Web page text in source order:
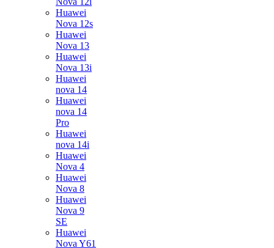
Huawei
Nova 12s
Huawei
Nova 13
Huawei
Nova 13i
Huawei
nova 14
Huawei
nova 14
Pro
Huawei
nova 14i
Huawei
Nova 4
Huawei
Nova 8
Huawei
Nova 9
SE
Huawei
Nova Y61